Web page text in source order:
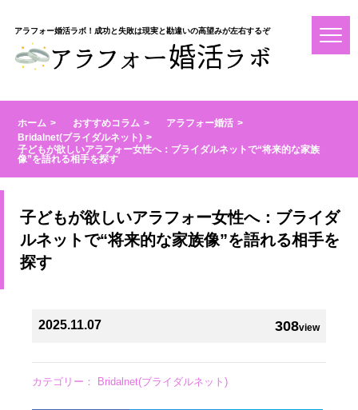
アラフォー婚活ラボ！成功と失敗は現実と勘違いの高望みが左右するぞ
ホーム おすすめコラム
アラフォー婚活
Bridalnet(ブライダルネット)
子どもが欲しいアラフォー女性へ：ブライダルネットで“将来的な家族
像”を語れる相手を探す
子どもが欲しいアラフォー女性へ：ブライダ
ルネットで“将来的な家族像”を語れる相手を
探す
308view
2025.11.07
カテゴリー： Bridalnet(ブライダルネット)